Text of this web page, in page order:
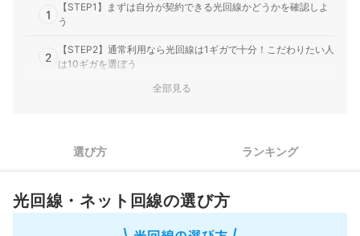
1
【STEP1】まずは自分が契約できる光回線かどうかを確認しよ
う
2
【STEP2】通常利用なら光回線は1ギガで十分！こだわりたい人
は10ギガを選ぼう
【STEP3】光回線は実質料金で判断しよう！月額料金だけでは
1
2
独自回線で使えるものがない場合は、NTT回線で最安のサービ
スを選ぼう
全部見る
選び方 ランキング
光回線・ネット回線の選び方